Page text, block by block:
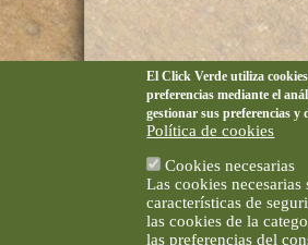
El Click Verde utiliza
preferencias mediante el
gestionar sus preferencias
Política de cookies
Cookies necesarias
Las cookies
características de
las cookies de la
las preferencias del